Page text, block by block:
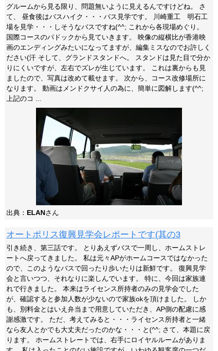
グルームから見る限り、問題無いように見えるんですけどね。 さ
て、 昼食後はバスハイク・・・バス見学です。 川崎重工 明石工
場を見学・・・しそうなバスですね(^^; これから各現場めぐり。
国際コースのパドックから見ていきます。 映像の縦横比が香港映
画のエンディングみたいになってますが、編集ミスなのでお許しく
ださい(汗 そして、グランドスタンドへ。 スタンドは見た目で分か
りにくいですが、左右でズレが生じています。 これは裏からも見
ましたので、写真は改めて載せます。 次から、コース改修場所に
なります。 動画はメンドクサイ人の為に、簡単に図解します(^^;
上記のコ ...
出典： ELANさん
オートポリス復興見学会レポートです(其の3
引き続き、第三話です。 とりあえずバスで一周し、ホームストレ
ートへ戻ってきました。 私は元々APがホームコースではなかった
ので、このようなバスで回ったり歩いたりは新鮮です。 復興見学
会と言いつつ、それなりに楽しんでいます。 特に、今回は家族連
れで行きました。 本来はライセンス所持者のみの見学会でした
が、確認すると参加人数が少ないので家族okを頂けました。 しか
も、別料金とはいえ弁当まで用意していただき、AP側の配慮に感
謝感激です。 ただ、考えてみると・・・ライセンス所持者と一緒
なら友人とかでも大丈夫だったのかな・・・と(^^; さて、本題に戻
ります。 ホームストレートでは、右手にロイヤルルームがありま